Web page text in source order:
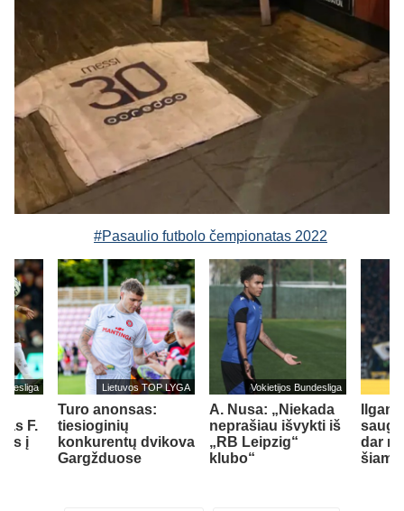
#Pasaulio futbolo čempionatas 2022
F.
į
Lietuvos TOP LYGA
Turo anonsas:
tiesioginių
konkurentų dvikova
Gargžduose
Vokietijos Bundesliga
A. Nusa: „Niekada
neprašiau išvykti iš
„RB Leipzig“
klubo“
dar